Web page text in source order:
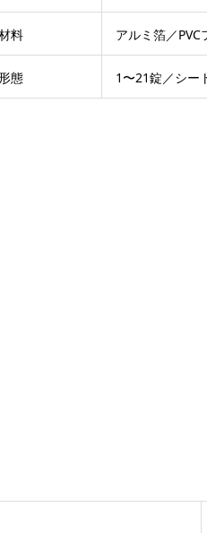
料 アルミ箔／PVC
態 1〜21錠／シー